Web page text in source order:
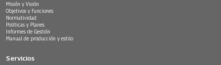
Misión y Visión
Objetivos y funciones
Normatividad
Políticas y Planes
Informes de Gestión
Manual de producción y estilo
Servicios